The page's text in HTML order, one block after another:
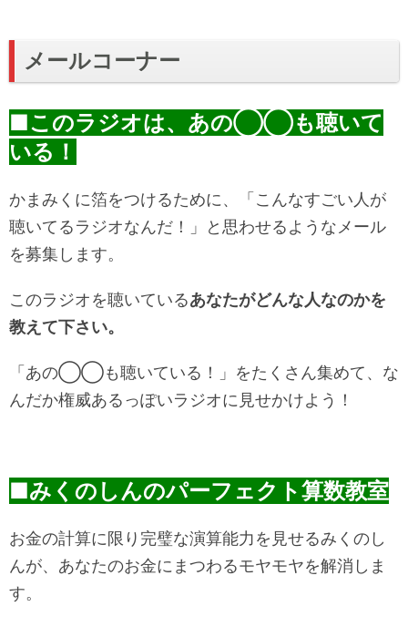
メールコーナー
■このラジオは、あの◯◯も聴いて
いる！
かまみくに箔をつけるために、「こんなすごい人が
聴いてるラジオなんだ！」と思わせるようなメール
を募集します。
このラジオを聴いているあなたがどんな人なのかを
教えて下さい。
「あの◯◯も聴いている！」をたくさん集めて、な
んだか権威あるっぽいラジオに見せかけよう！
■みくのしんのパーフェクト算数教室
お金の計算に限り完璧な演算能力を見せるみくのし
んが、あなたのお金にまつわるモヤモヤを解消しま
す。